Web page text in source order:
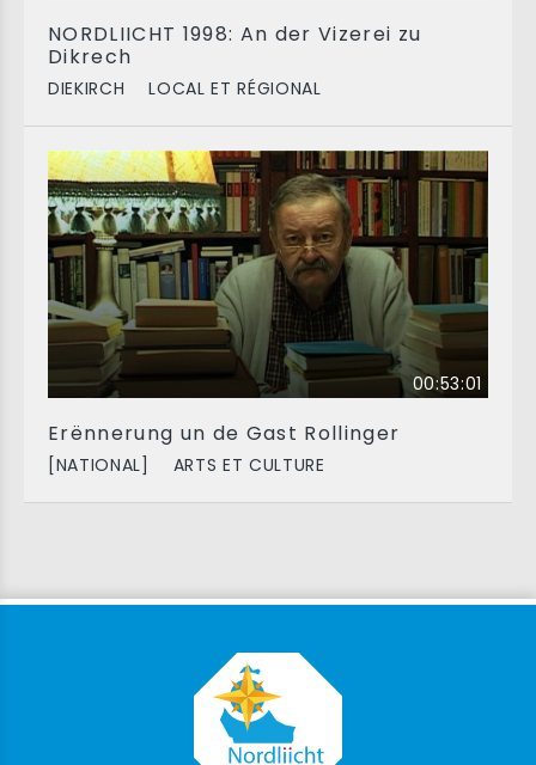
NORDLIICHT 1998: An der Vizerei zu
Dikrech
DIEKIRCH LOCAL ET RÉGIONAL
00:53:01
Erënnerung un de Gast Rollinger
[NATIONAL] ARTS ET CULTURE